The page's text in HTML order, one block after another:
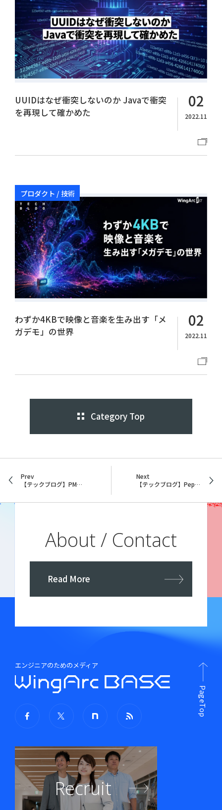
UUIDはなぜ衝突しないのか Javaで衝突
を再現して確かめた
02
2022.11
プロダクト / 技術
わずか4KBで映像と音楽を生み出す「メ
ガデモ」の世界
02
2022.11
Category Top
Prev
【テックブログ】PM（プロジェクト・マネージャー）の役割
Next
【テックブログ】Peppolって何だろう？
About / Contact
Read More
エンジニアのためのメディア
Recruit
PageTop